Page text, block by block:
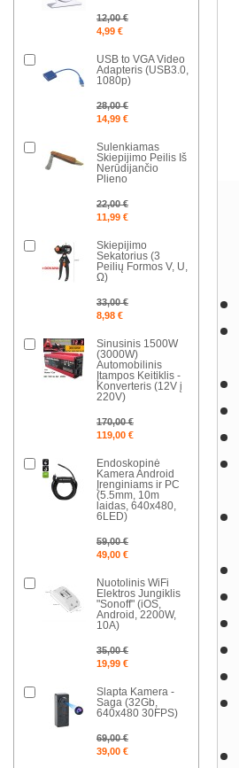
12,00 €
4,99 €
USB to VGA Video
Adapteris (USB3.0,
1080p)
28,00 €
14,99 €
Sulenkiamas
Skiepijimo Peilis Iš
Nerūdijančio
Plieno
22,00 €
11,99 €
Skiepijimo
Sekatorius (3
Peilių Formos V, U,
Ω)
33,00 €
8,98 €
Sinusinis 1500W
(3000W)
Automobilinis
Įtampos Keitiklis -
Konverteris (12V į
220V)
170,00 €
119,00 €
Endoskopinė
Kamera Android
Įrenginiams ir PC
(5.5mm, 10m
laidas, 640x480,
6LED)
59,00 €
49,00 €
Nuotolinis WiFi
Elektros Jungiklis
"Sonoff" (iOS,
Android, 2200W,
10A)
35,00 €
19,99 €
Slapta Kamera -
Saga (32Gb,
640x480 30FPS)
69,00 €
39,00 €